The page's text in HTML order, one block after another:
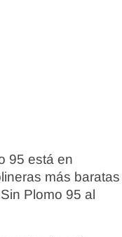
95 está en
más baratas
Plomo 95 al